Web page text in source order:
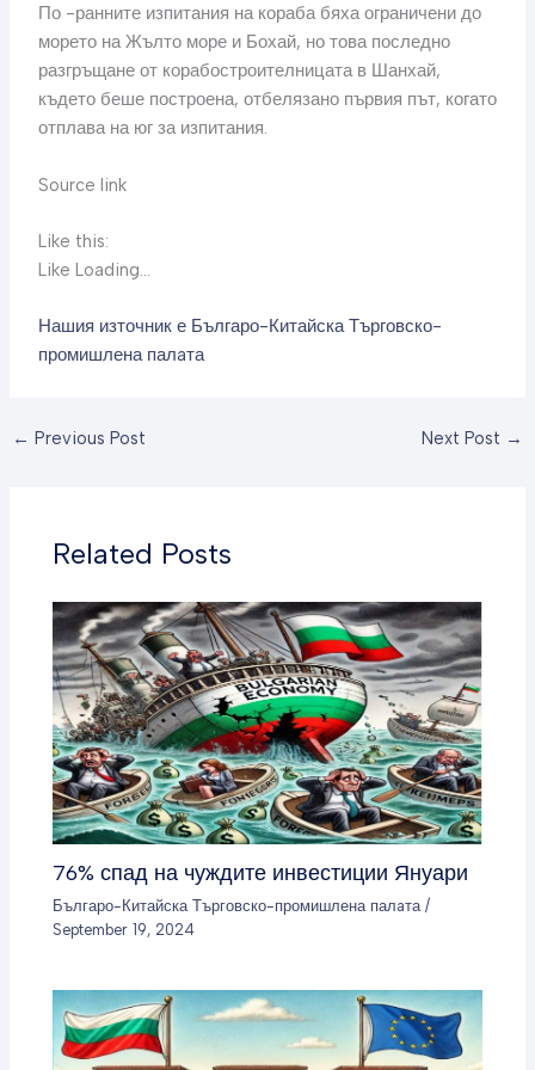
По -ранните изпитания на кораба бяха ограничени до
морето на Жълто море и Бохай, но това последно
разгръщане от корабостроителницата в Шанхай,
където беше построена, отбелязано първия път, когато
отплава на юг за изпитания.
Source link
Like this:
Like Loading…
Нашия източник е Българо-Китайска Търговско-
промишлена палaта
← Previous Post Next Post →
Related Posts
76% спад на чуждите инвестиции Януари
Българо-Китайска Търговско-промишлена палaта /
September 19, 2024